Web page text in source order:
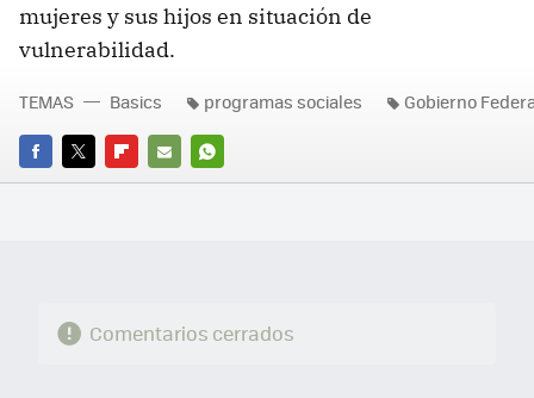
mujeres y sus hijos en situación de
vulnerabilidad.
FACEBOOK
TWITTERFLIPBOARD
E-
WHATSAPP
TEMAS Basics programas sociales Gobierno
Comentarios cerrados